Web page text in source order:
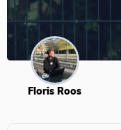
Floris Roos